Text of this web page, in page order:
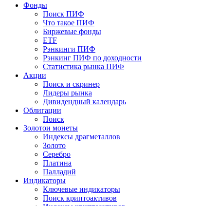
Фонды
Поиск ПИФ
Что такое ПИФ
Биржевые фонды
ETF
Рэнкинги ПИФ
Рэнкинг ПИФ по доходности
Статистика рынка ПИФ
Акции
Поиск и скринер
Лидеры рынка
Дивидендный календарь
Облигации
Поиск
Золотои монеты
Индексы драгметаллов
Золото
Серебро
Платина
Палладий
Индикаторы
Ключевые индикаторы
Поиск криптоактивов